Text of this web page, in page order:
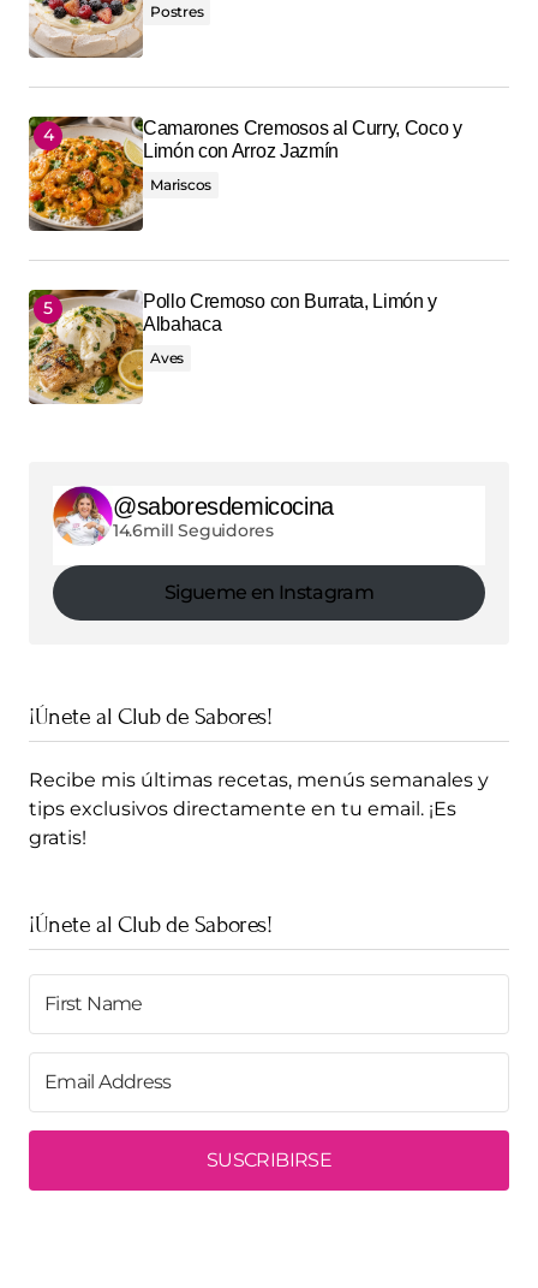
Postres
Camarones Cremosos al Curry, Coco y
Limón con Arroz Jazmín
Mariscos
Pollo Cremoso con Burrata, Limón y
Albahaca
Aves
@saboresdemicocina
14.6mill Seguidores
Sigueme en Instagram
¡Únete al Club de Sabores!
Recibe mis últimas recetas, menús semanales y
tips exclusivos directamente en tu email. ¡Es
gratis!
¡Únete al Club de Sabores!
SUSCRIBIRSE